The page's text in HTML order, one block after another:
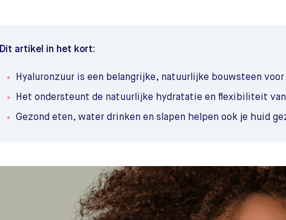
Dit artikel in het kort:
Hyaluronzuur is een belangrijke, natuurlijke bouwsteen voor
Het ondersteunt de natuurlijke hydratatie en flexibiliteit
Gezond eten, water drinken en slapen helpen ook je huid